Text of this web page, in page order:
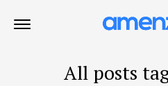
All posts